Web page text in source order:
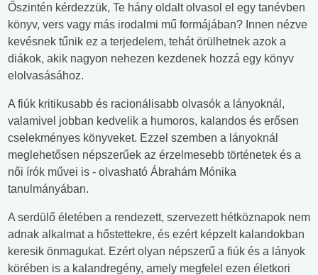
Őszintén kérdezzük, Te hány oldalt olvasol el egy tanévben
könyv, vers vagy más irodalmi mű formájában? Innen nézve
kevésnek tűnik ez a terjedelem, tehát örülhetnek azok a
diákok, akik nagyon nehezen kezdenek hozzá egy könyv
elolvasásához.
A fiúk kritikusabb és racionálisabb olvasók a lányoknál,
valamivel jobban kedvelik a humoros, kalandos és erősen
cselekményes könyveket. Ezzel szemben a lányoknál
meglehetősen népszerűek az érzelmesebb történetek és a
női írók művei is - olvasható Ábrahám Mónika
tanulmányában.
A serdülő életében a rendezett, szervezett hétköznapok nem
adnak alkalmat a hőstettekre, és ezért képzelt kalandokban
keresik önmagukat. Ezért olyan népszerű a fiúk és a lányok
körében is a kalandregény, amely megfelel ezen életkori